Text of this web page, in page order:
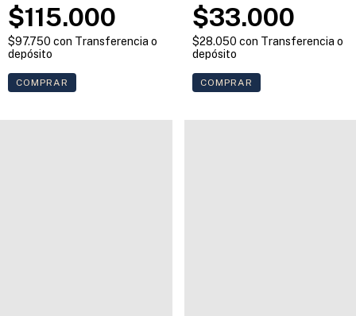
$115.000
$97.750 con Transferencia o
depósito
COMPRAR
$33.000
$28.050 con Transferencia o
depósito
COMPRAR